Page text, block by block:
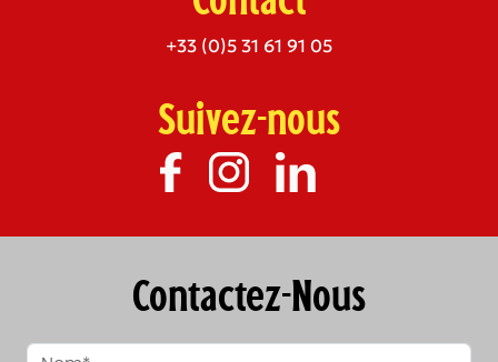
+33 (0)5 31 61 91 05
Suivez-nous
Contactez-Nous